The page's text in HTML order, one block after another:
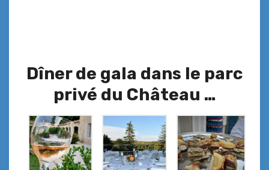
Dîner de gala dans le parc
privé du Château …